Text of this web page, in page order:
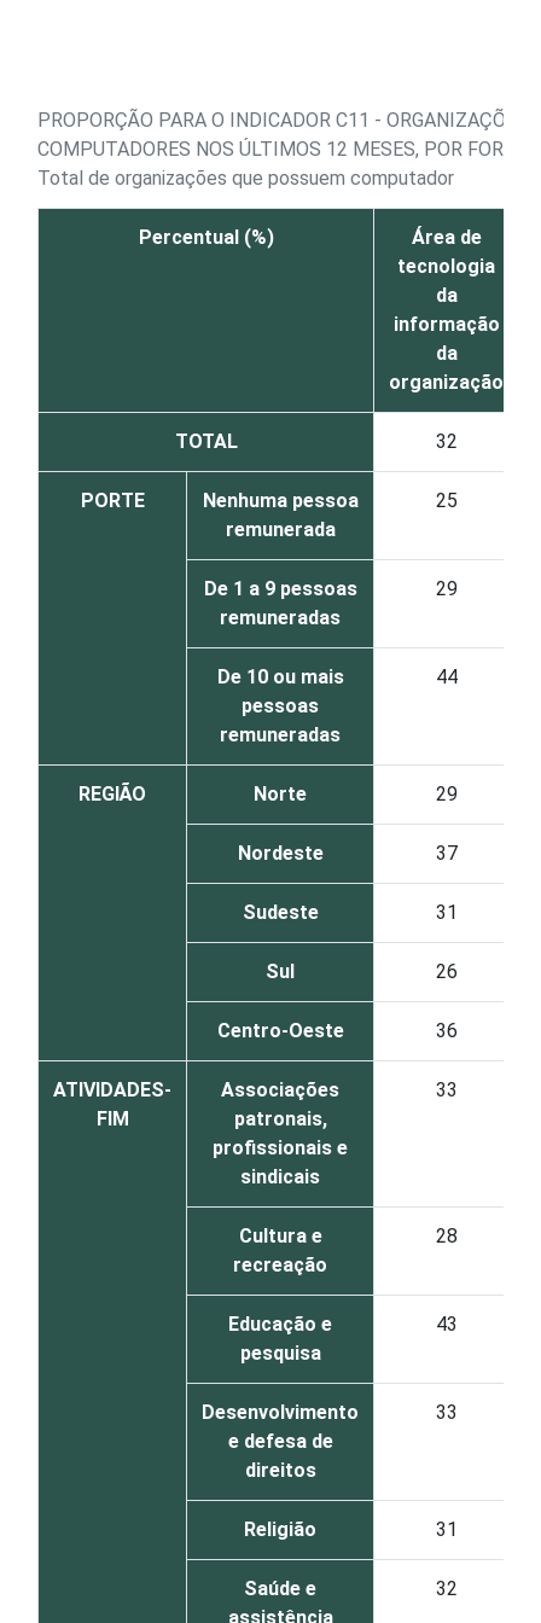
PROPORÇÃO PARA O INDICADOR C11 -
COMPUTADORES NOS ÚLTIMOS 12 MESES, POR
Total de organizações que possuem computador
Percentual (%)
Área de
tecnologia
da
informação
da
organização
TOTAL 32
PORTE
Nenhuma pessoa
remunerada
25
De 1 a 9 pessoas
remuneradas
29
De 10 ou mais
pessoas
remuneradas
44
REGIÃO Norte 29
Nordeste 37
Sudeste 31
Sul 26
Centro-Oeste 36
ATIVIDADES-
FIM
Associações
patronais,
profissionais e
sindicais
33
Cultura e
recreação
28
Educação e
pesquisa
43
Desenvolvimento
e defesa de
direitos
33
Religião 31
Saúde e
assistência
32